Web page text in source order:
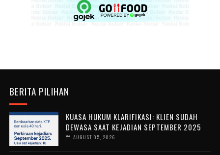
BERITA PILIHAN
KUASA HUKUM KLARIFIKASI: KLIEN SUDAH
DEWASA SAAT KEJADIAN SEPTEMBER 2025
AUGUST 05, 2026